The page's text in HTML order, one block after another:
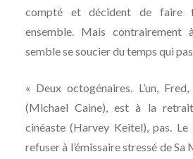
compté et décident de faire
ensemble. Mais contrairement
semble se soucier du temps qui
« Deux octogénaires. L’un,
(Michael Caine), est à la
cinéaste (Harvey Keitel), pas.
refuser à l’émissaire stressé de